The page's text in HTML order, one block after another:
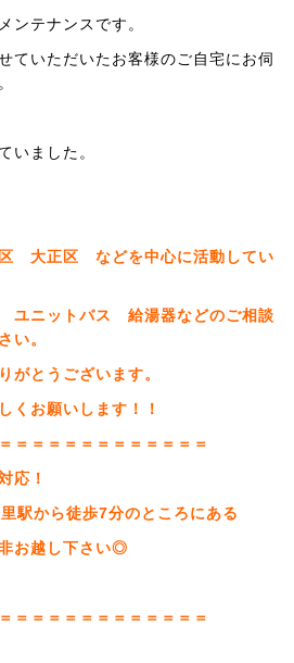
ンテナンスです。
ていただいたお客様のご自宅にお伺
いました。
大正区 などを中心に活動してい
ニットバス 給湯器などのご相談
い。
がとうございます。
くお願いします！！
＝＝＝＝＝＝＝＝＝＝＝＝
応！
駅から徒歩7分のところにある
お越し下さい◎
＝＝＝＝＝＝＝＝＝＝＝＝